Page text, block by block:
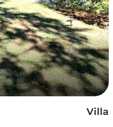
Villa